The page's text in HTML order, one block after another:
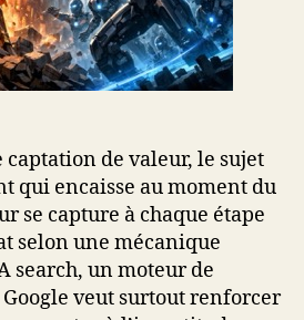
captation de valeur, le sujet
qui encaisse au moment du
se capture à chaque étape
selon une mécanique
search, un moteur de
veut surtout renforcer